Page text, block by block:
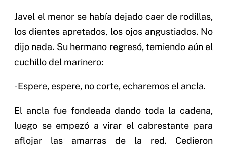
Javel el menor se había dejado caer de rodillas,
los dientes apretados, los ojos angustiados. No
dijo nada. Su hermano regresó, temiendo aún el
cuchillo del marinero:
-Espere, espere, no corte, echaremos el ancla.
El ancla fue fondeada dando toda la cadena,
luego se empezó a virar el cabrestante para
aflojar las amarras de la red. Cedieron